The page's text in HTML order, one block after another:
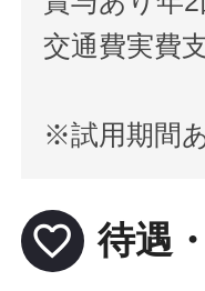
交通費実費
※試用期間
favorite_border 待遇